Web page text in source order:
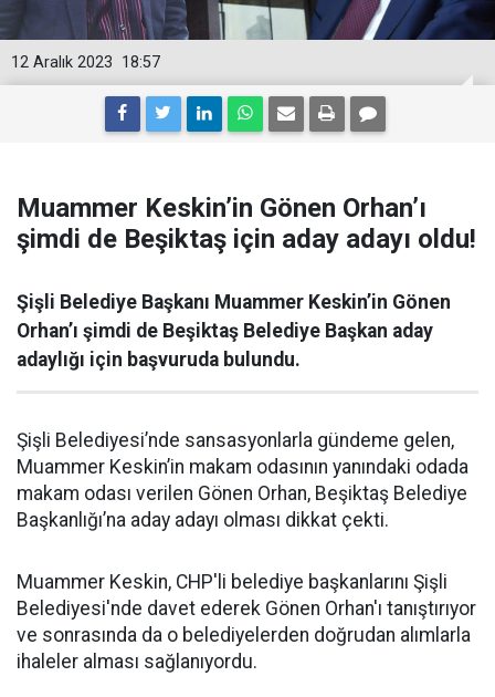
18:57
12 Aralık 2023
Muammer Keskin’in Gönen Orhan’ı
şimdi de Beşiktaş için aday adayı oldu!
Şişli Belediye Başkanı Muammer Keskin’in Gönen
Orhan’ı şimdi de Beşiktaş Belediye Başkan aday
adaylığı için başvuruda bulundu.
Şişli Belediyesi’nde sansasyonlarla gündeme gelen,
Muammer Keskin’in makam odasının yanındaki odada
makam odası verilen Gönen Orhan, Beşiktaş Belediye
Başkanlığı’na aday adayı olması dikkat çekti.
Muammer Keskin, CHP'li belediye başkanlarını Şişli
Belediyesi'nde davet ederek Gönen Orhan'ı tanıştırıyor
ve sonrasında da o belediyelerden doğrudan alımlarla
ihaleler alması sağlanıyordu.